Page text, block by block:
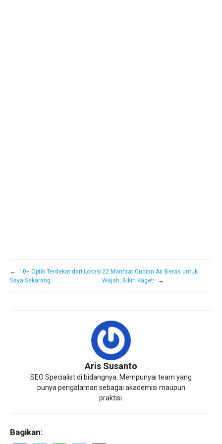
←
10+ Optik Terdekat dari Lokasi
Saya Sekarang
22 Manfaat Cucian Air Beras untuk
Wajah, Bikin Kaget!
→
Aris Susanto
SEO Specialist di bidangnya. Mempunyai team yang
punya pengalaman sebagai akademisi maupun
praktisi.
Bagikan: